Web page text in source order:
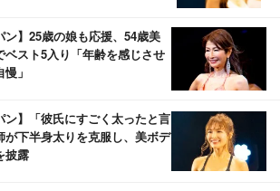
ン】25歳の娘も応援、54歳美
ベスト5入り「年齢を感じさせ
」
ン】「彼氏にすごく太ったと言
下半身太りを克服し、美ボデ
披露